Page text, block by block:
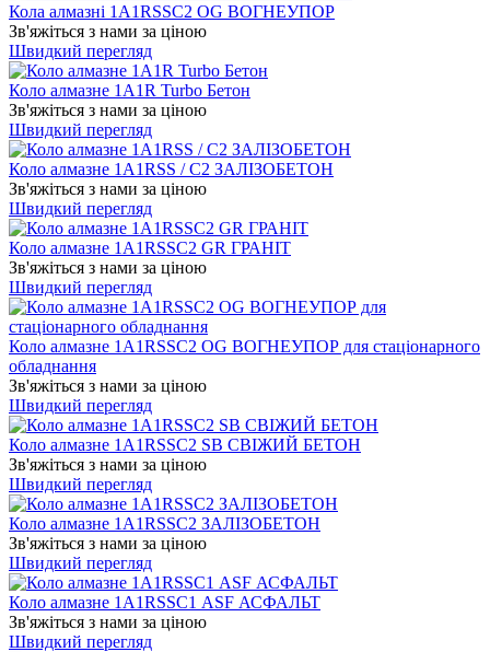
Кола алмазні 1A1RSSC2 OG ВОГНЕУПОР
Зв'яжіться з нами за ціною
Швидкий перегляд
Коло алмазне 1A1R Turbo Бетон
Зв'яжіться з нами за ціною
Швидкий перегляд
Коло алмазне 1A1RSS / C2 ЗАЛІЗОБЕТОН
Зв'яжіться з нами за ціною
Швидкий перегляд
Коло алмазне 1A1RSSC2 GR ГРАНІТ
Зв'яжіться з нами за ціною
Швидкий перегляд
Коло алмазне 1A1RSSC2 OG ВОГНЕУПОР для стаціонарного
обладнання
Зв'яжіться з нами за ціною
Швидкий перегляд
Коло алмазне 1A1RSSC2 SB СВІЖИЙ БЕТОН
Зв'яжіться з нами за ціною
Швидкий перегляд
Коло алмазне 1A1RSSC2 ЗАЛІЗОБЕТОН
Зв'яжіться з нами за ціною
Швидкий перегляд
Коло алмазне 1A1RSSС1 ASF АСФАЛЬТ
Зв'яжіться з нами за ціною
Швидкий перегляд